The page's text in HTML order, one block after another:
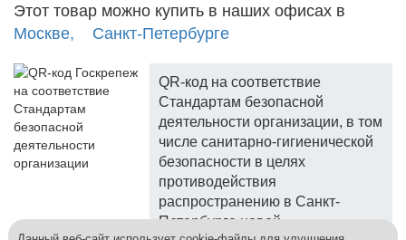
Этот товар можно купить в наших офисах в
Москве,
Санкт-Петербурге
QR-код на соответствие
Стандартам безопасной
деятельности организации, в том
числе санитарно-гигиенической
безопасности в целях
противодействия
распространению в Санкт-
Петербурге новой